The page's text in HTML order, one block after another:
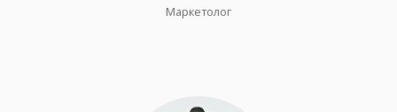
Маркетолог